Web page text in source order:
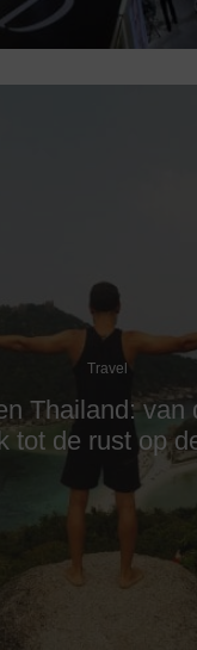
Travel
Thailand: van
tot de rust op